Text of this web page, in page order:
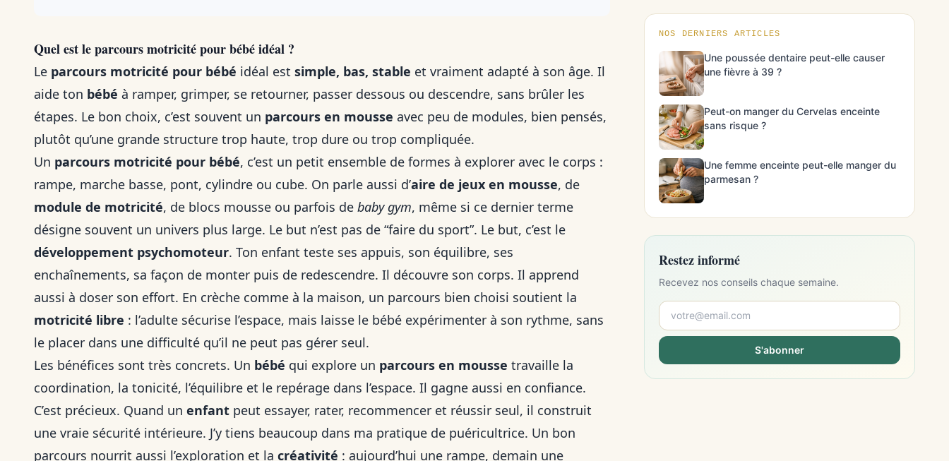
Quel est le parcours motricité pour bébé idéal ?
Le parcours motricité pour bébé idéal est simple, bas, stable et vraiment adapté à son âge. Il
aide ton bébé à ramper, grimper, se retourner, passer dessous ou descendre, sans brûler les
étapes. Le bon choix, c’est souvent un parcours en mousse avec peu de modules, bien pensés,
plutôt qu’une grande structure trop haute, trop dure ou trop compliquée.
Un parcours motricité pour bébé, c’est un petit ensemble de formes à explorer avec le corps :
rampe, marche basse, pont, cylindre ou cube. On parle aussi d’aire de jeux en mousse, de
module de motricité, de blocs mousse ou parfois de baby gym, même si ce dernier terme
désigne souvent un univers plus large. Le but n’est pas de “faire du sport”. Le but, c’est le
développement psychomoteur. Ton enfant teste ses appuis, son équilibre, ses
enchaînements, sa façon de monter puis de redescendre. Il découvre son corps. Il apprend
aussi à doser son effort. En crèche comme à la maison, un parcours bien choisi soutient la
motricité libre : l’adulte sécurise l’espace, mais laisse le bébé expérimenter à son rythme, sans
le placer dans une difficulté qu’il ne peut pas gérer seul.
Les bénéfices sont très concrets. Un bébé qui explore un parcours en mousse travaille la
coordination, la tonicité, l’équilibre et le repérage dans l’espace. Il gagne aussi en confiance.
C’est précieux. Quand un enfant peut essayer, rater, recommencer et réussir seul, il construit
une vraie sécurité intérieure. J’y tiens beaucoup dans ma pratique de puéricultrice. Un bon
parcours nourrit aussi l’exploration et la créativité : aujourd’hui une rampe, demain une
NOS DERNIERS ARTICLES
Une poussée dentaire peut-elle causer
une fièvre à 39 ?
Peut-on manger du Cervelas enceinte
sans risque ?
Une femme enceinte peut-elle manger du
parmesan ?
Restez informé
Recevez nos conseils chaque semaine.
S'abonner